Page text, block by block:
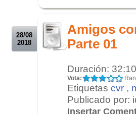
28/08
2018
Amigos
Parte 01
Duración:
Vota:
Etiquetas cvr ,
Publicado por:
Insertar